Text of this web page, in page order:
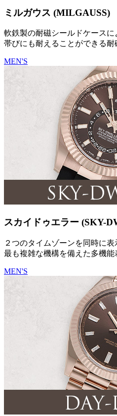
ミルガウス (MILGAUSS)
軟鉄製の耐磁シールドケース
帯びにも耐えることができる耐
MEN'S
スカイドゥエラー (SKY-
２つのタイムゾーンを同時に
最も複雑な機構を備えた多機能
MEN'S